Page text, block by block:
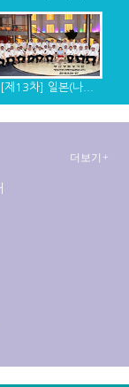
[제13차] 일본(나...
[제10차] 캐나다, ...
더보기+